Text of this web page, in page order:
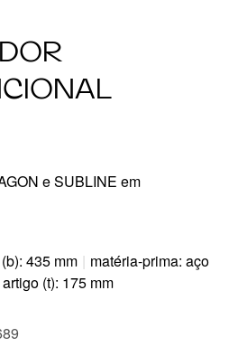
e SUBLINE em
435 mm | matéria-prima: aço
(t): 175 mm